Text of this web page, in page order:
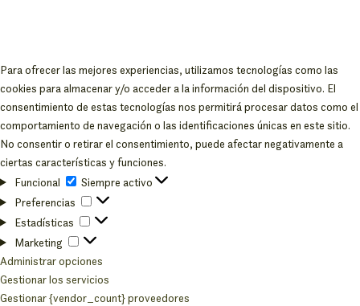
Para ofrecer las mejores experiencias, utilizamos tecnologías como las
cookies para almacenar y/o acceder a la información del dispositivo. El
consentimiento de estas tecnologías nos permitirá procesar datos como el
comportamiento de navegación o las identificaciones únicas en este sitio.
No consentir o retirar el consentimiento, puede afectar negativamente a
ciertas características y funciones.
Funcional
Funcional
Siempre activo
Preferencias
Preferencias
Estadísticas
Estadísticas
Marketing
Marketing
Administrar opciones
Gestionar los servicios
Gestionar {vendor_count} proveedores